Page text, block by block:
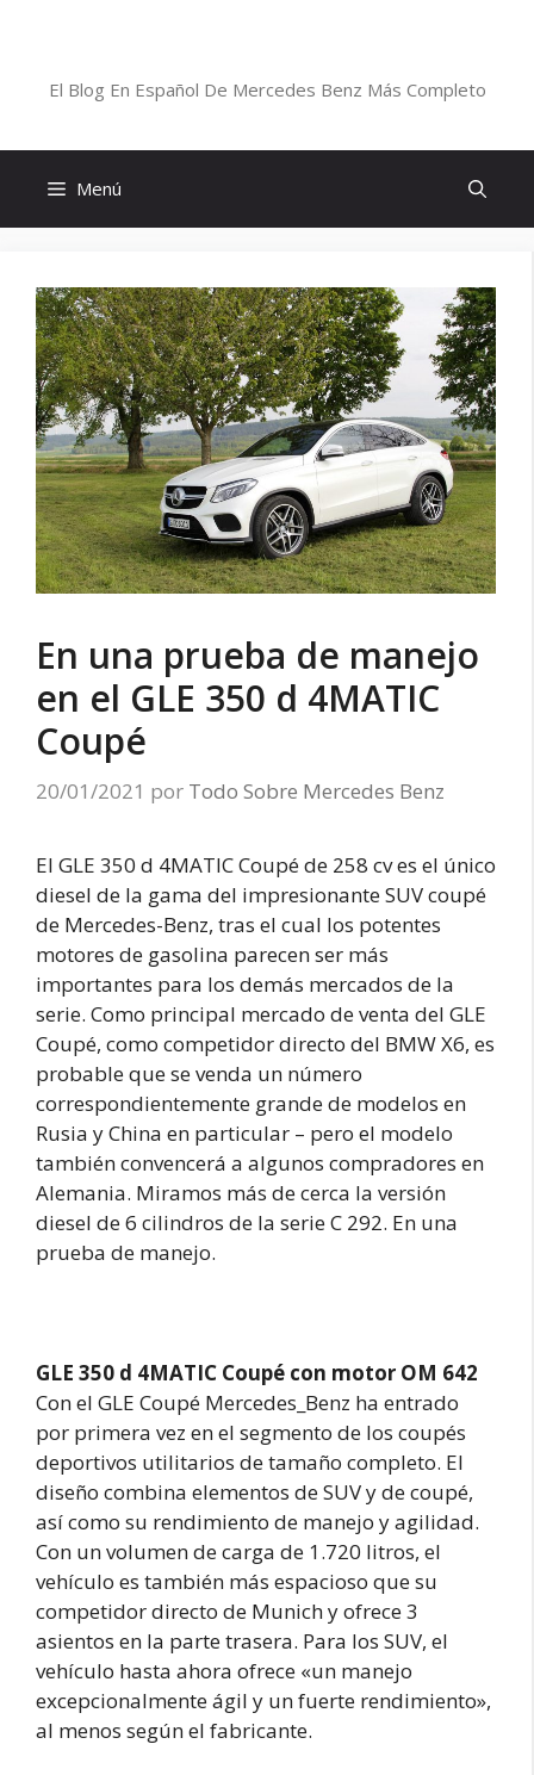
El Blog En Español De Mercedes Benz Más Completo
Menú
En una prueba de manejo
en el GLE 350 d 4MATIC
Coupé
20/01/2021 por Todo Sobre Mercedes Benz
El GLE 350 d 4MATIC Coupé de 258 cv es el único
diesel de la gama del impresionante SUV coupé
de Mercedes-Benz, tras el cual los potentes
motores de gasolina parecen ser más
importantes para los demás mercados de la
serie. Como principal mercado de venta del GLE
Coupé, como competidor directo del BMW X6, es
probable que se venda un número
correspondientemente grande de modelos en
Rusia y China en particular – pero el modelo
también convencerá a algunos compradores en
Alemania. Miramos más de cerca la versión
diesel de 6 cilindros de la serie C 292. En una
prueba de manejo.
GLE 350 d 4MATIC Coupé con motor OM 642
Con el GLE Coupé Mercedes_Benz ha entrado
por primera vez en el segmento de los coupés
deportivos utilitarios de tamaño completo. El
diseño combina elementos de SUV y de coupé,
así como su rendimiento de manejo y agilidad.
Con un volumen de carga de 1.720 litros, el
vehículo es también más espacioso que su
competidor directo de Munich y ofrece 3
asientos en la parte trasera. Para los SUV, el
vehículo hasta ahora ofrece «un manejo
excepcionalmente ágil y un fuerte rendimiento»,
al menos según el fabricante.